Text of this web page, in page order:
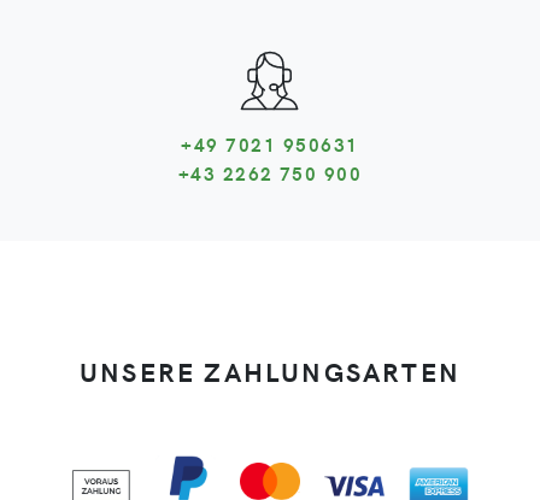
+49 7021 950631
+43 2262 750 900
UNSERE ZAHLUNGSARTEN